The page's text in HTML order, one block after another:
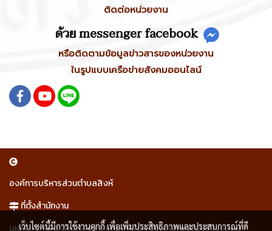
ติดต่อหน่วยงาน
ด้วย messenger facebook
หรือติดตามข้อมูลข่าวสารของหน่วยงาน
ในรูปแบบเครือข่ายสังคมออนไลน์
องค์การบริหารส่วนตำบลสิงห์
ที่ตั้งสำนักงาน
เลขที่ ๑๕ หมู่ ๑ ตำบลสิงห์ อำเภอไทรโยค จังหวัดกาญจนบุรี ๗๑๑๕๐
เว็บไซต์นี้มีการใช้งานคุกกี้ เพื่อเพิ่มประสิทธิภาพและประสบการณ์ที่ดี